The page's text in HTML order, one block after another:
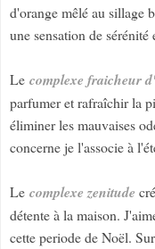
d'orange mêlé au sillage
une sensation de
Le complexe fraicheur
parfumer et rafraîchir la
éliminer les mauvaises
concerne je l'associe à
Le complexe zenitude
détente à la maison.
cette periode de Noël.